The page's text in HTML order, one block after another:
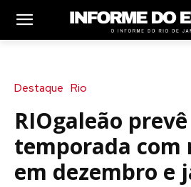
Destaque Rio
RIOgaleão
temporada com
em dezembro e